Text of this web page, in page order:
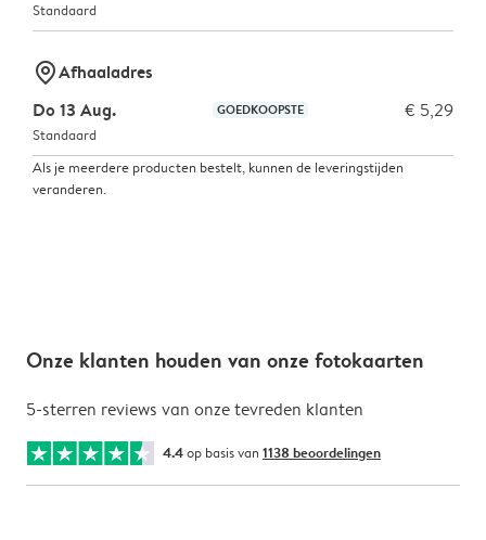
Standaard
marker-pinAfhaaladres
Do 13 Aug.
GOEDKOOPSTE € 5,29
Standaard
Als je meerdere producten bestelt, kunnen de leveringstijden
veranderen.
Onze klanten houden van onze fotokaarten
5-sterren reviews van onze tevreden klanten
4.4op basis van 1138 beoordelingen